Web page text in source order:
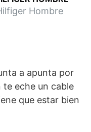
Hombre
a apunta por
te eche un cable
que estar bien